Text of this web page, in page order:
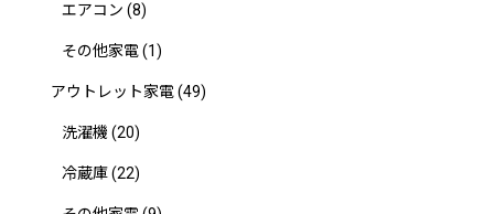
エアコン (8)
その他家電(1)
アウトレット家電(49)
洗濯機 (20)
冷蔵庫(22)